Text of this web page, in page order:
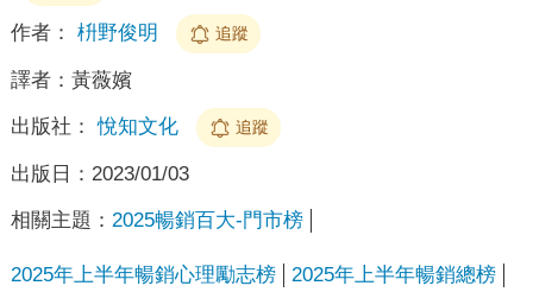
作者： 枡野俊明 追蹤
譯者： 黃薇嬪
出版社： 悅知文化 追蹤
出版日： 2023/01/03
相關主題： 2025暢銷百大-門市榜
2025年上半年暢銷心理勵志榜 2025年上半年暢銷總榜